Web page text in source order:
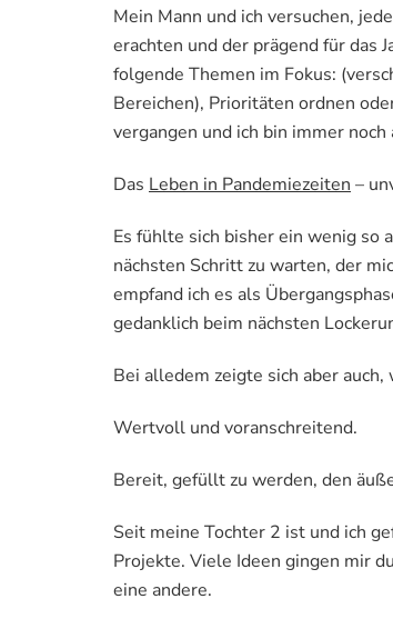
Mein Mann und ich versuchen,
erachten und der prägend für das
folgende Themen im Fokus:
Bereichen), Prioritäten ordnen
vergangen und ich bin immer noch
Das Leben in Pandemiezeiten –
Es fühlte sich bisher ein wenig so
nächsten Schritt zu warten, der
empfand ich es als
gedanklich beim nächsten
Bei alledem zeigte sich aber
Wertvoll und voranschreitend.
Bereit, gefüllt zu werden, den
Seit meine Tochter 2 ist und ich
Projekte. Viele Ideen gingen mir
eine andere.